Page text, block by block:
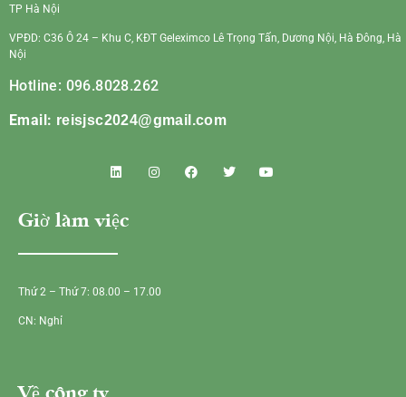
TP Hà Nội
VPĐD: C36 Ô 24 – Khu C, KĐT Geleximco Lê Trọng Tấn, Dương Nội, Hà Đông, Hà
Nội
Hotline: 096.8028.262
Email: reisjsc2024@gmail.com
Giờ làm việc
Thứ 2 – Thứ 7: 08.00 – 17.00
CN: Nghỉ